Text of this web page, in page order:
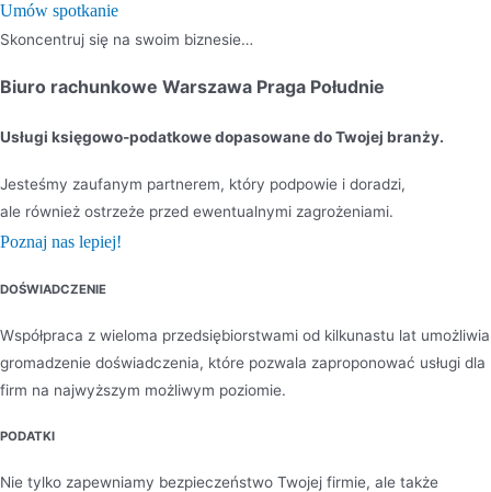
Umów spotkanie
Skoncentruj się na swoim biznesie…
Biuro rachunkowe Warszawa Praga Południe
Usługi księgowo-podatkowe dopasowane do Twojej branży.
Jesteśmy zaufanym partnerem, który podpowie i doradzi,
ale również ostrzeże przed ewentualnymi zagrożeniami.
Poznaj nas lepiej!
DOŚWIADCZENIE
Współpraca z wieloma przedsiębiorstwami od kilkunastu lat umożliwia
gromadzenie doświadczenia, które pozwala zaproponować usługi dla
firm na najwyższym możliwym poziomie.
PODATKI
Nie tylko zapewniamy bezpieczeństwo Twojej firmie, ale także